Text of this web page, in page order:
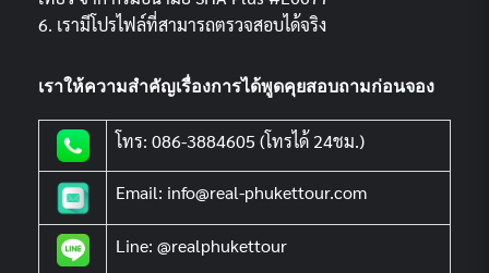
6. เรามีโปรไฟล์ที่สามารถตรวจสอบได้จริง
เราให้ความสำคัญเรื่องการได้พูดคุยสอบถามก่อนจอง
โทร: 086-3884605 (โทรได้ 24ชม.)
Email: info@real-phukettour.com
Line: @realphukettour